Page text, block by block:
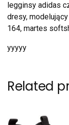
legginsy adidas
dresy,
164, martes
yyyyy
Related